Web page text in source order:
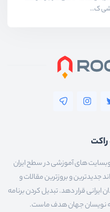
ک...
راکت
وبسایت های آموزشی در سطح ایران
جدیدترین و بروزترین مقالات و
ایرانی قرار دهد. تبدیل کردن برنامه
نویسان جهان هدف ماست.